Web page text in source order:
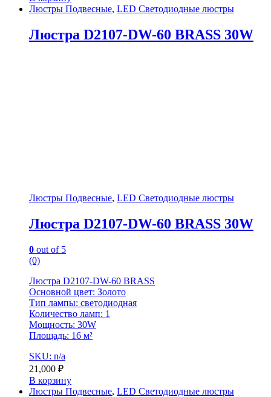
Люстры Подвесные, LED Светодиодные люстры
Люстра D2107-DW-60 BRASS 30W
Люстры Подвесные, LED Светодиодные люстры
Люстра D2107-DW-60 BRASS 30W
0 out of 5
(0)
Люстра D2107-DW-60 BRASS
Основной цвет: Золото
Тип лампы: светодиодная
Количество ламп: 1
Мощность: 30W
Площадь: 16 м²
SKU: n/a
21,000 ₽
В корзину
Люстры Подвесные, LED Светодиодные люстры